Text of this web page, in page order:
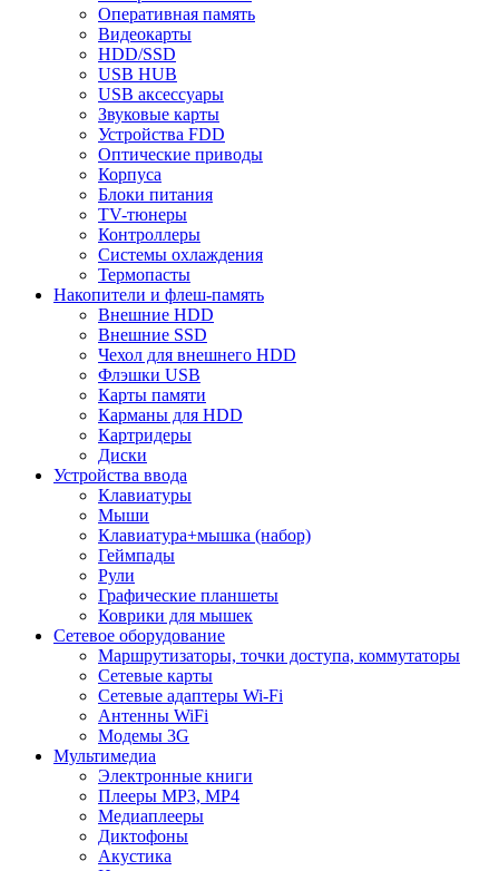
Оперативная память
Видеокарты
HDD/SSD
USB HUB
USB аксессуары
Звуковые карты
Устройства FDD
Оптические приводы
Корпуса
Блоки питания
TV-тюнеры
Контроллеры
Системы охлаждения
Термопасты
Накопители и флеш-память
Внешние HDD
Внешние SSD
Чехол для внешнего HDD
Флэшки USB
Карты памяти
Карманы для HDD
Картридеры
Диски
Устройства ввода
Клавиатуры
Мыши
Клавиатура+мышка (набор)
Геймпады
Рули
Графические планшеты
Коврики для мышек
Сетевое оборудование
Маршрутизаторы, точки доступа, коммутаторы
Сетевые карты
Сетевые адаптеры Wi-Fi
Антенны WiFi
Модемы 3G
Мультимедиа
Электронные книги
Плееры MP3, MP4
Медиаплееры
Диктофоны
Акустика